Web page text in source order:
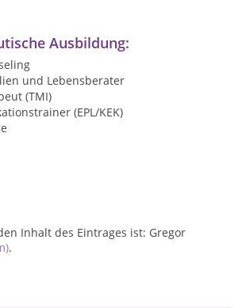
Ausbildung:
und Lebensberater
(TMI)
(EPL/KEK)
Inhalt des Eintrages ist: Gregor
.